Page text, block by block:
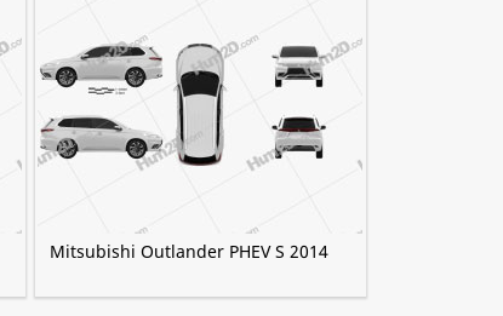
Mitsubishi Outlander PHEV S 2014